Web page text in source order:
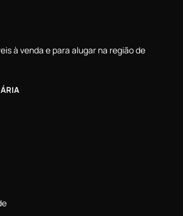
à venda e para alugar na região de